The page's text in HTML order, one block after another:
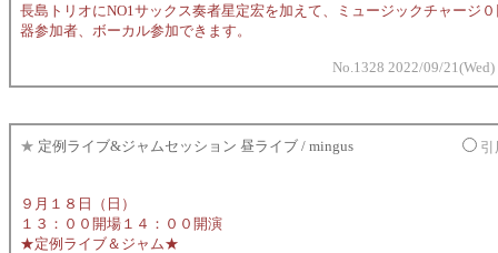
長島トリオにNO1サックス奏者星定宏を加えて、ミュージックチャージ
器参加者、ボーカル参加できます。
No.1328 2022/09/
★ 定例ライブ&ジャムセッション 昼ライブ / mingus 引
９月１８日（日）
１３：００開場１４：００開演
★定例ライブ＆ジャム★